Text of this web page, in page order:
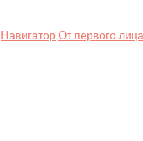
Навигатор От первого лица